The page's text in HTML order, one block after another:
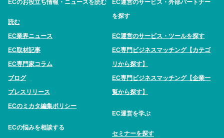
ECのお役立ち情報・ニュースを読む
読む
EC業界ニュース
EC取材記事
EC専門家コラム
ブログ
プレスリリース
ECのミカタ編集ポリシー
ECの悩みを相談する
EC運営のサービス・外部パートナー
を探す
EC運営のサービス・ツールを探す
EC専門ビジネスマッチング【カテゴ
リから探す】
EC専門ビジネスマッチング【企業一
覧から探す】
EC運営を学ぶ
セミナーを探す